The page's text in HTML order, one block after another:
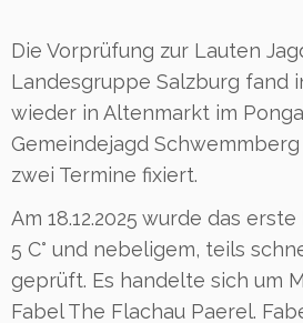
Die Vorprüfung zur Lauten
Landesgruppe Salzburg fand
wieder in Altenmarkt im
Gemeindejagd
zwei Termine fixiert.
Am 18.12.2025 wurde das
5 C° und nebeligem, teils
geprüft. Es handelte sich um
Fabel The Flachau Paerel.